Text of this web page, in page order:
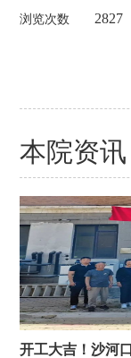
浏览次数 2827
本院资讯
开工大吉！沙河